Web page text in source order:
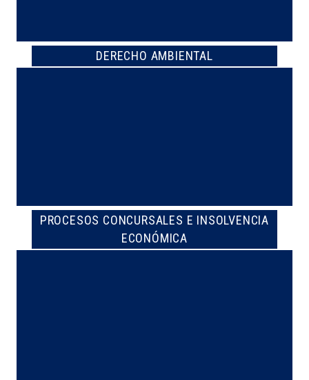
DERECHO AMBIENTAL
PROCESOS CONCURSALES E INSOLVENCIA
ECONÓMICA